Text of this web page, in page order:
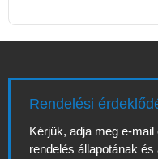
Rendelési
Kérjük, adja meg e-
rendelés állapotának